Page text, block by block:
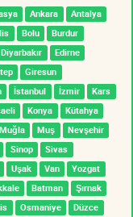
Ankara
Antalya
Bolu
Burdur
Diyarbakır
Edirne
Giresun
İstanbul İzmir
Kars
Konya
Kütahya
Muğla Muş
Nevşehir
Sinop
Sivas
Uşak Van
Yozgat
Batman
Şırnak
Osmaniye Düzce